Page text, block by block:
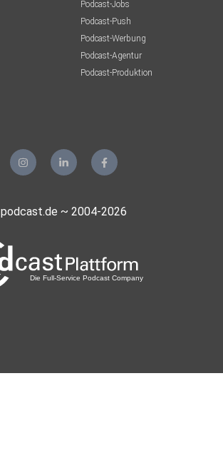
Podcast-Jobs
Podcast-Push
Podcast-Werbung
Podcast-Agentur
Podcast-Produktion
podcast.de ~ 2004-2026